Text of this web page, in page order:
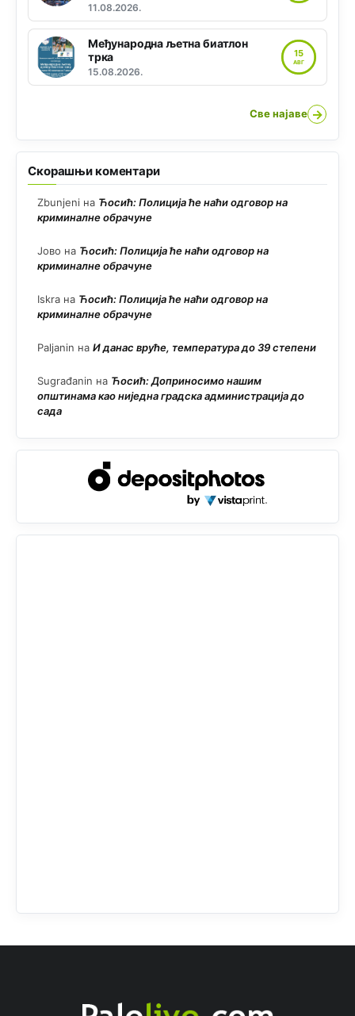
11.08.2026.
Међународна љетна биатлон
трка
15.08.2026.
15
АВГ
Све најаве →
Скорашњи коментари
Zbunjeni на Ћосић: Полиција ће наћи одговор на
криминалне обрачуне
Јово на Ћосић: Полиција ће наћи одговор на
криминалне обрачуне
Iskra на Ћосић: Полиција ће наћи одговор на
криминалне обрачуне
Paljanin на И данас вруће, температура до 39 степени
Sugrađanin на Ћосић: Доприносимо нашим
општинама као ниједна градска администрација до
сада